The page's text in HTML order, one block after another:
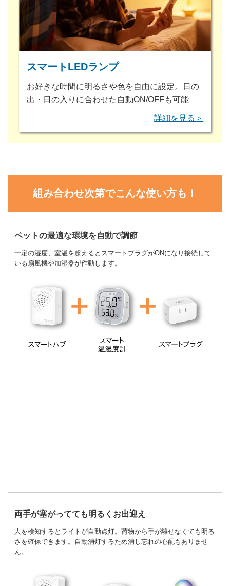
スマートLEDランプ
お好きな時間に明るさや色を自由に設定。日の
出・日の入りに合わせた自動ON/OFFも可能
詳細を見る＞
組み合わせ次第でこんな使い方も！
ペットの最適な環境を自動で調節
一定の湿度、室温を超えるとスマートプラグがONになり接続して
いる扇風機や加湿器が作動します。
両手が塞がってても明るくお出迎え
人を検知するとライトが自動点灯。荷物から手が離せなくても明る
さを確保できます。自動消灯するため消し忘れの心配もありませ
ん。